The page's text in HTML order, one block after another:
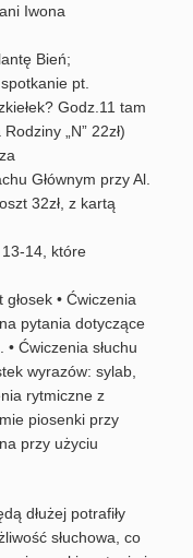
Iwona
Bień;
pt.
Godz.11 tam
„N” 22zł)
Głównym przy Al.
32zł, z kartą
14, które
• Ćwiczenia
pytania dotyczące
Ćwiczenia słuchu
wyrazów: sylab,
rytmiczne z
piosenki przy
przy użyciu
dłużej potrafiły
słuchowa, co